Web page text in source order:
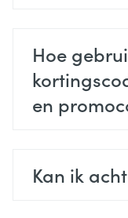
Hoe
en
Kan ik